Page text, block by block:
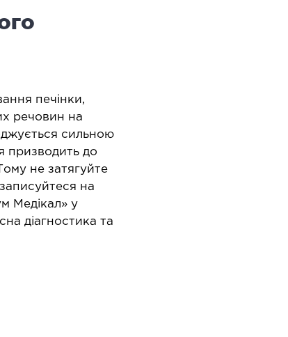
в хірургії
печінки,
речовин на
сильною
призводить до
не затягуйте
на
Медікал» у
діагностика та